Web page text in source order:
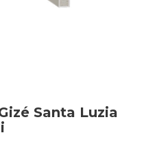
Santa Luzia